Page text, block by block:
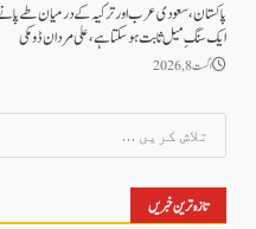
پاکستان، سعودی عرب اور ترکیہ کے درمیان طے پانے
ایک سنگِ میل ثابت ہو سکتا ہے، علی مردان ڈومکی
اگست 8, 2026
کریں
برائے:
تازہ ترین خبریں